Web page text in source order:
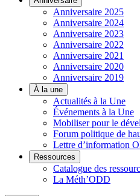
Anniversaire 2025
Anniversaire 2024
Anniversaire 2023
Anniversaire 2022
Anniversaire 2021
Anniversaire 2020
Anniversaire 2019
À la une
Actualités à la Une
Événements à la Une
Mobiliser pour le
Forum politique de
Lettre d’information
Ressources
Catalogue des
La Méth’ODD